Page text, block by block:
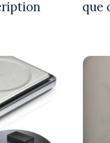
que